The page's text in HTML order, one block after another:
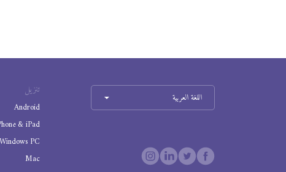
تنزيل
Android
& iPad
Windows PC
Mac
اللغة العربية